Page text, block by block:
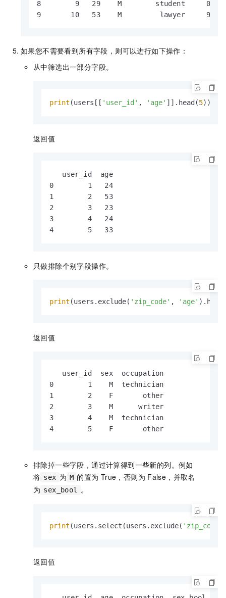
8        9   29    M        student
9       10   53    M         lawyer
如果您不需要看到所有字段，则可以进行如下操作：
从中筛选出一部分字段。
print (users[[ 'user_id' , 'age' ]].head(5))
返回值
   user_id  age
0        1   24
1        2   53
2        3   23
3        4   24
4        5   33
只做排除个别字段操作。
print (users.exclude( 'zip_code' , 'age'
返回值
   user_id  sex  occupation
0        1    M  technician
1        2    F       other
2        3    M      writer
3        4    M  technician
4        5    F       other
排除掉一些字段，通过计算得到一些新的列。例如
将 sex 为 M 的置为 True，否则为 False，并取名
为 sex_bool 。
print (users.select(users.exclude( 'zip_code'
返回值